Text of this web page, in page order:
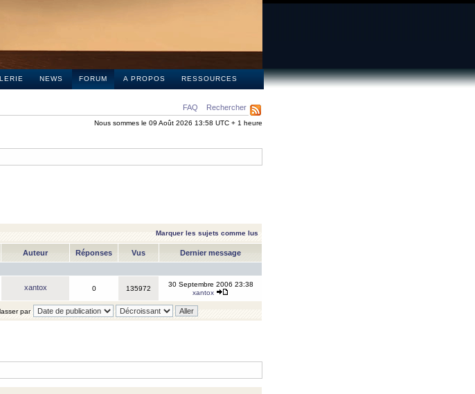
NEWS FORUM A PROPOS RESSOURCES
FAQ Rechercher
Nous sommes le 09 Août 2026 13:58 UTC + 1 heure
Marquer les sujets comme lus
Auteur Réponses Vus Dernier message
xantox 0 135972
30 Septembre 2006 23:38
xantox
par